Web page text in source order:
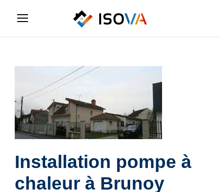
Installation pompe à
chaleur à Brunoy